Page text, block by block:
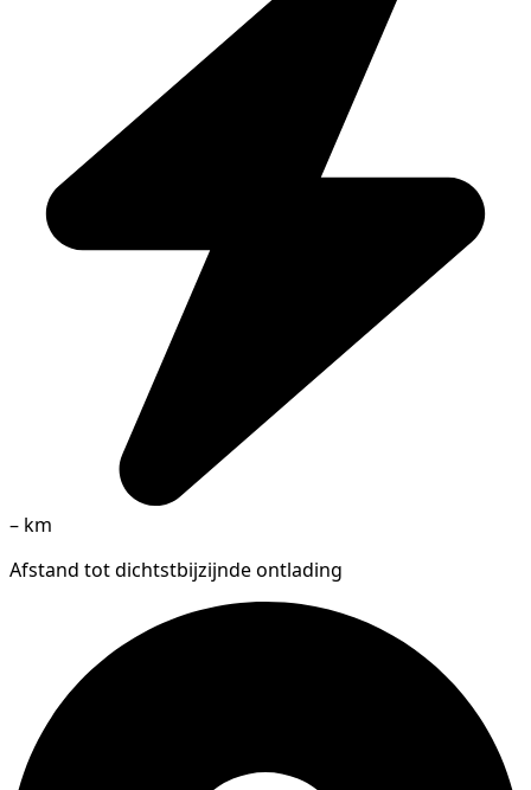
– km
Afstand tot dichtstbijzijnde ontlading